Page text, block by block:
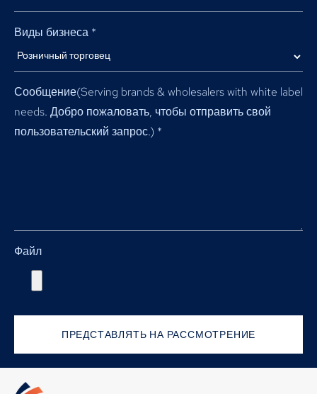
Виды бизнеса *
Сообщение(Serving brands & wholesalers with white label
needs. Добро пожаловать, чтобы отправить свой
пользовательский запрос.) *
Файл
ПРЕДСТАВЛЯТЬ НА РАССМОТРЕНИЕ